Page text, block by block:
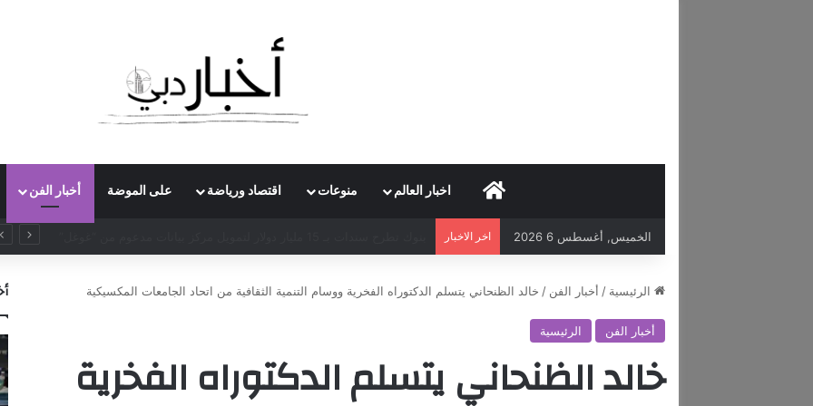
اخبار العالم منوعات اقتصاد ورياضة على الموضة أخبار الفن
الخميس, أغسطس 6 2026 اخر الاخبار
الرئيسية / أخبار الفن / خالد الظنحاني يتسلم الدكتوراه الفخرية ووسام التنمية الثقافية من اتحاد الجامعات المكسيكية
أخبار الفن الرئيسية
خالد الظنحاني يتسلم الدكتوراه الفخرية